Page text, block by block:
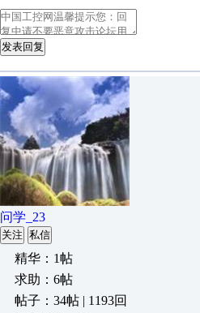
发表回复
问学_23
关注 私信
精华：1帖
求助：6帖
帖子：34帖 | 1193回